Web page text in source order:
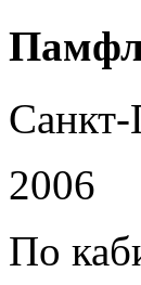
Санкт-
2006
По